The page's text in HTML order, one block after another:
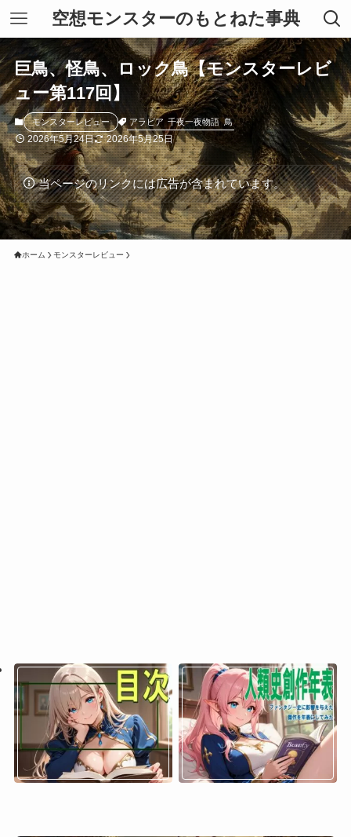
空想モンスターのもとねた事典
巨鳥、怪鳥、ロック鳥【モンスターレビ
ュー第117回】
モンスターレビュー アラビア 千夜一夜物語 鳥
2026年5月24日 2026年5月25日
当ページのリンクには広告が含まれています。
ホーム モンスターレビュー